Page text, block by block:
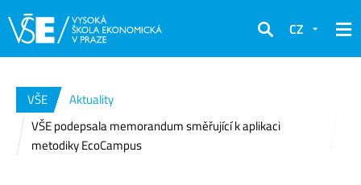
Hledat
CZ
VŠE
Aktuality
VŠE podepsala memorandum směřující k aplikaci
metodiky EcoCampus